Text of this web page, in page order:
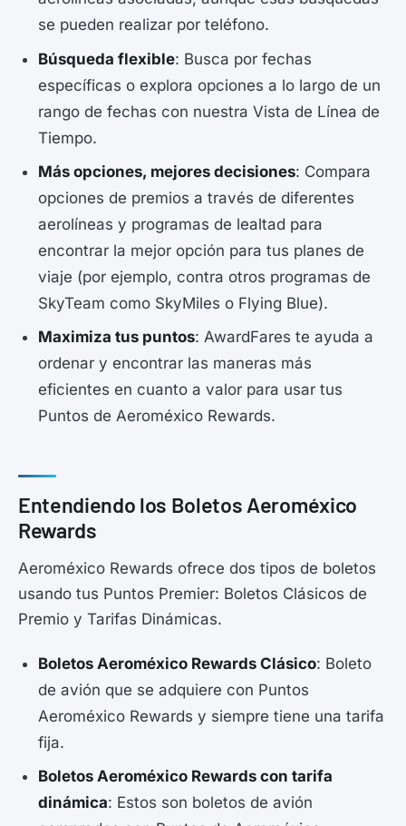
se pueden realizar por teléfono.
Búsqueda flexible: Busca por fechas
específicas o explora opciones a lo largo de un
rango de fechas con nuestra Vista de Línea de
Tiempo.
Más opciones, mejores decisiones: Compara
opciones de premios a través de diferentes
aerolíneas y programas de lealtad para
encontrar la mejor opción para tus planes de
viaje (por ejemplo, contra otros programas de
SkyTeam como SkyMiles o Flying Blue).
Maximiza tus puntos: AwardFares te ayuda a
ordenar y encontrar las maneras más
eficientes en cuanto a valor para usar tus
Puntos de Aeroméxico Rewards.
Entendiendo los Boletos Aeroméxico
Rewards
Aeroméxico Rewards ofrece dos tipos de boletos
usando tus Puntos Premier: Boletos Clásicos de
Premio y Tarifas Dinámicas.
Boletos Aeroméxico Rewards Clásico: Boleto
de avión que se adquiere con Puntos
Aeroméxico Rewards y siempre tiene una tarifa
fija.
Boletos Aeroméxico Rewards con tarifa
dinámica: Estos son boletos de avión